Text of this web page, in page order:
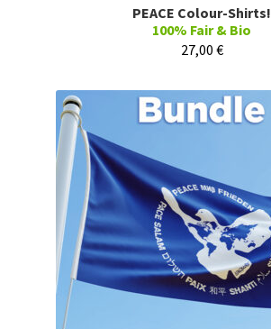
PEACE Colour-Shirts!
100% Fair & Bio
27,00 €